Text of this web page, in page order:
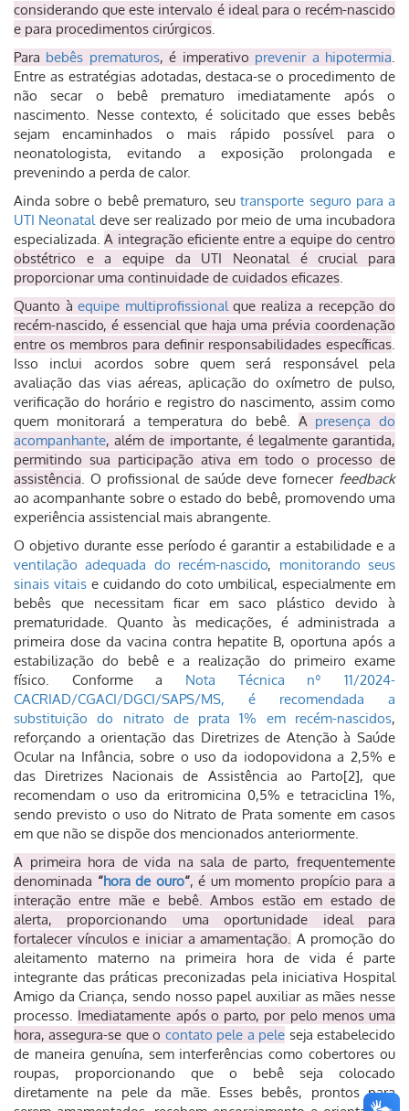
considerando que este intervalo é ideal para o recém-nascido
e para procedimentos cirúrgicos.
Para bebês prematuros, é imperativo prevenir a hipotermia.
Entre as estratégias adotadas, destaca-se o procedimento de
não secar o bebê prematuro imediatamente após o
nascimento. Nesse contexto, é solicitado que esses bebês
sejam encaminhados o mais rápido possível para o
neonatologista, evitando a exposição prolongada e
prevenindo a perda de calor.
Ainda sobre o bebê prematuro, seutransporte seguro para a
UTI Neonataldeve ser realizado por meio de uma incubadora
especializada.A integração eficiente entre a equipe do centro
obstétrico e a equipe da UTI Neonatal é crucial para
proporcionar uma continuidade de cuidados eficazes.
Quanto à equipe multiprofissionalque realiza a recepção do
recém-nascido, é essencial que haja uma prévia coordenação
entre os membros para definir responsabilidades específicas.
Isso inclui acordos sobre quem será responsável pela
avaliação das vias aéreas, aplicação do oxímetro de pulso,
verificação do horário e registro do nascimento, assim como
quem monitorará a temperatura do bebê. A presença do
acompanhante, além de importante, é legalmente garantida,
permitindo sua participação ativa em todo o processo de
assistência. O profissional de saúde deve fornecer feedback
ao acompanhante sobre o estado do bebê, promovendo uma
experiência assistencial mais abrangente.
O objetivo durante esse período é garantir a estabilidade e a
ventilação adequada do recém-nascido, monitorando seus
sinais vitais e cuidando do coto umbilical, especialmente em
bebês que necessitam ficar em saco plástico devido à
prematuridade. Quanto às medicações, é administrada a
primeira dose da vacina contra hepatite B, oportuna após a
estabilização do bebê e a realização do primeiro exame
físico. Conforme a Nota Técnica nº 11/2024-
CACRIAD/CGACI/DGCI/SAPS/MS, é recomendada a
substituição do nitrato de prata 1% em recém-nascidos,
reforçando a orientação das Diretrizes de Atenção à Saúde
Ocular na Infância, sobre o uso da iodopovidona a 2,5% e
das Diretrizes Nacionais de Assistência ao Parto[2], que
recomendam o uso da eritromicina 0,5% e tetraciclina 1%,
sendo previsto o uso do Nitrato de Prata somente em casos
em que não se dispõe dos mencionados anteriormente.
A primeira hora de vida na sala de parto, frequentemente
denominada “hora de ouro“, é um momento propício para a
interação entre mãe e bebê. Ambos estão em estado de
alerta, proporcionando uma oportunidade ideal para
fortalecer vínculos e iniciar a amamentação. A promoção do
aleitamento materno na primeira hora de vida é parte
integrante das práticas preconizadas pela iniciativa Hospital
Amigo da Criança, sendo nosso papel auxiliar as mães nesse
processo. Imediatamente após o parto, por pelo menos uma
hora, assegura-se que o contato pele a pele seja estabelecido
de maneira genuína, sem interferências como cobertores ou
roupas, proporcionando que o bebê seja colocado
diretamente na pele da mãe. Esses bebês, prontos para